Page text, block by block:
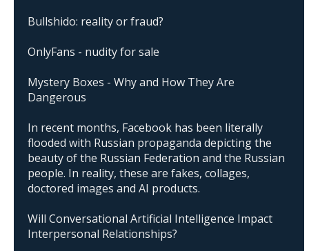
Bullshido: reality or fraud?
OnlyFans - nudity for sale
Mystery Boxes - Why and How They Are
Dangerous
In recent months, Facebook has been literally
flooded with Russian propaganda depicting the
beauty of the Russian Federation and the Russian
people. In reality, these are fakes, collages,
doctored images and AI products.
Will Conversational Artificial Intelligence Impact
Interpersonal Relationships?